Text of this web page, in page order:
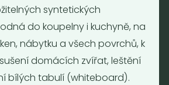
syntetických
do koupelny i kuchyně, na
nábytku a všech povrchů, k
domácích zvířat, leštění
bílých tabulí (whiteboard).